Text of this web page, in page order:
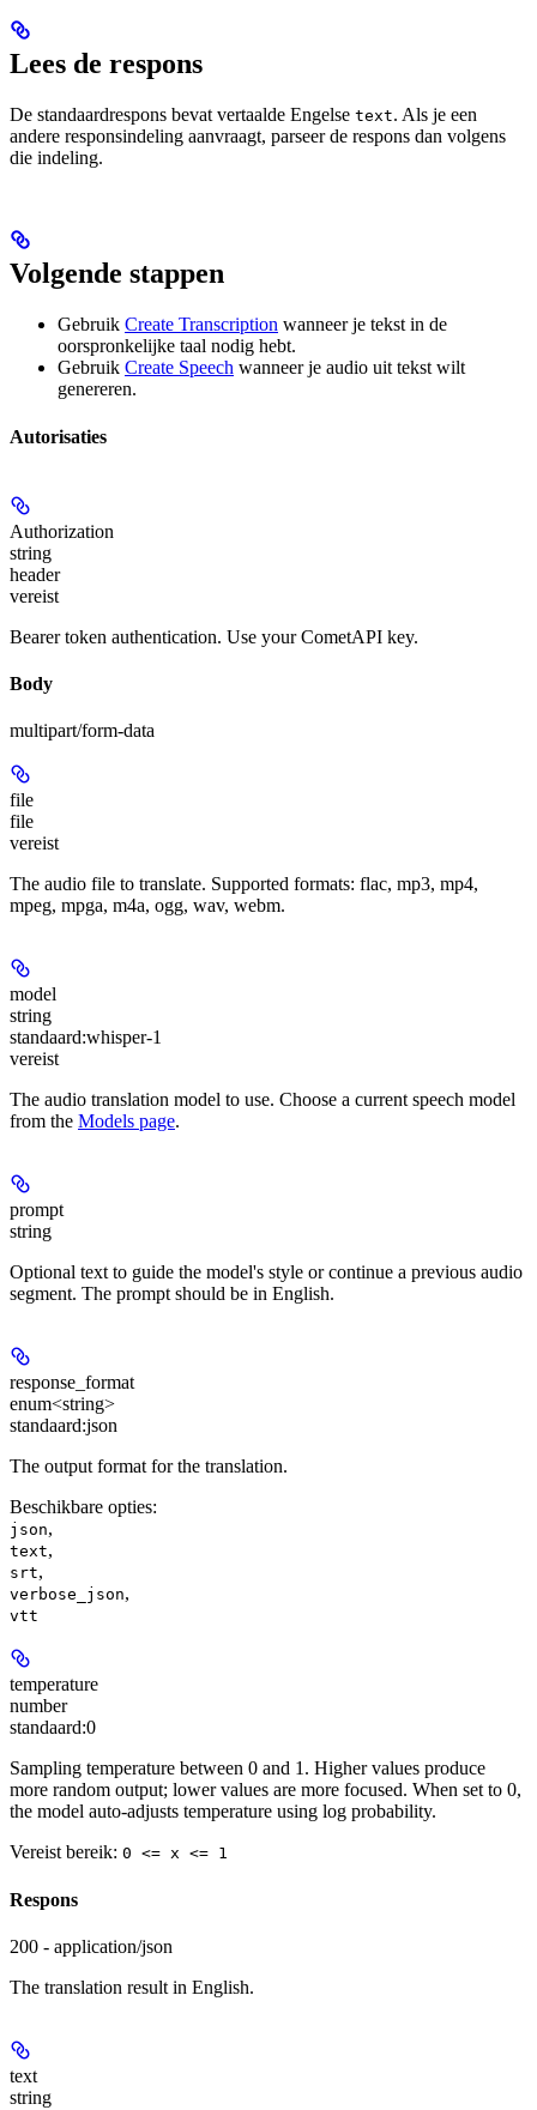
Lees de respons
De standaardrespons bevat vertaalde Engelse text. Als je een
andere responsindeling aanvraagt, parseer de respons dan volgens
die indeling.
Volgende stappen
Gebruik Create Transcription wanneer je tekst in de
oorspronkelijke taal nodig hebt.
Gebruik Create Speech wanneer je audio uit tekst wilt
genereren.
Autorisaties
Authorization
string
header
vereist
Bearer token authentication. Use your CometAPI key.
Body
multipart/form-data
file
file
vereist
The audio file to translate. Supported formats: flac, mp3, mp4,
mpeg, mpga, m4a, ogg, wav, webm.
model
string
standaard:whisper-1
vereist
The audio translation model to use. Choose a current speech model
from the Models page.
prompt
string
Optional text to guide the model's style or continue a previous audio
segment. The prompt should be in English.
response_format
enum<string>
standaard:json
The output format for the translation.
Beschikbare opties:
json,
text,
srt,
verbose_json,
vtt
temperature
number
standaard:0
Sampling temperature between 0 and 1. Higher values produce
more random output; lower values are more focused. When set to 0,
the model auto-adjusts temperature using log probability.
Vereist bereik: 0 <= x <= 1
Respons
200 - application/json
The translation result in English.
text
string